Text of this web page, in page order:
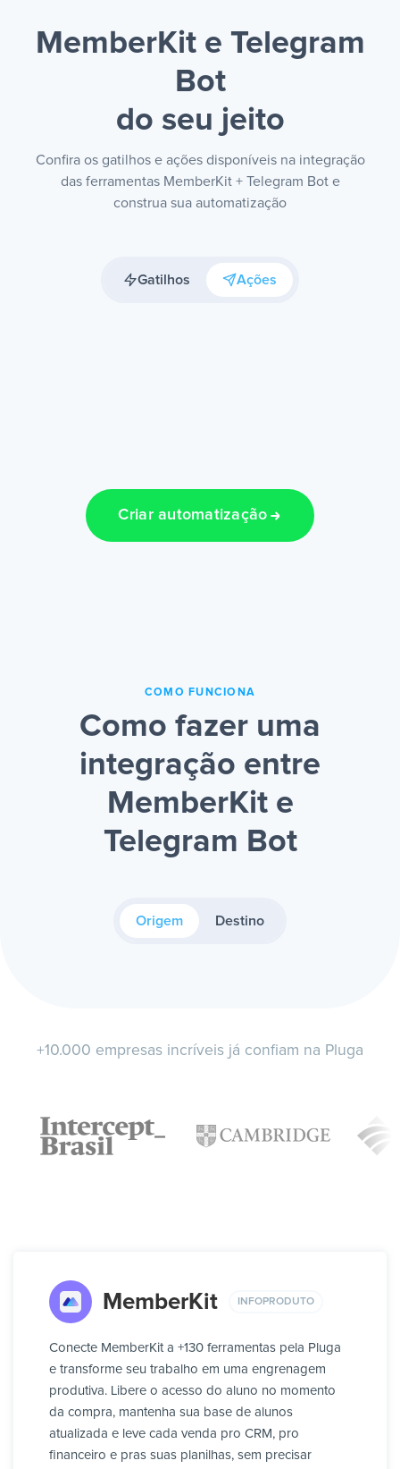
MemberKit e Telegram
Bot
do seu jeito
Confira os gatilhos e ações disponíveis na integração
das ferramentas MemberKit + Telegram Bot e
construa sua automatização
Gatilhos Ações
Criar automatização
COMO FUNCIONA
Como fazer uma
integração entre
MemberKit e
Telegram Bot
Origem Destino
+10.000 empresas incríveis já confiam na Pluga
MemberKit INFOPRODUTO
Conecte MemberKit a +130 ferramentas pela Pluga
e transforme seu trabalho em uma engrenagem
produtiva. Libere o acesso do aluno no momento
da compra, mantenha sua base de alunos
atualizada e leve cada venda pro CRM, pro
financeiro e pras suas planilhas, sem precisar